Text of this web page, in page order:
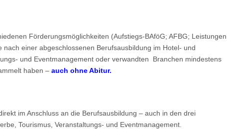
Förderungsmöglichkeiten (Aufstiegs-BAföG; AFBG; Leistungen
einer abgeschlossenen Berufsausbildung im Hotel- und
und Eventmanagement oder verwandten Branchen mindestens
haben – auch ohne Abitur.
im Anschluss an die Berufsausbildung – auch in den drei
Tourismus, Veranstaltungs- und Eventmanagement.